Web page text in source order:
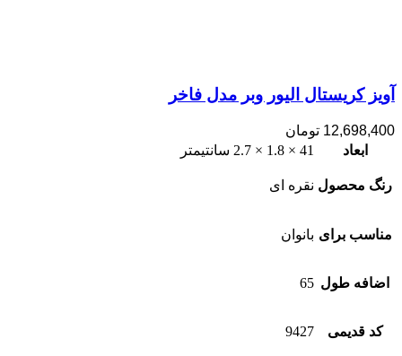
آویز کریستال الیور وبر مدل فاخر
12,698,400 تومان
ابعاد
41 × 1.8 × 2.7 سانتیمتر
رنگ محصول نقره ای
مناسب برای بانوان
اضافه طول 65
کد قدیمی 9427